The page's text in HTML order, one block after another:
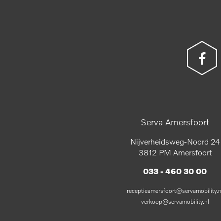
Serva Amersfoort
Nijverheidsweg-Noord 24
3812 PM Amersfoort
033 - 460 30 00
verkoop@servamobility.nl